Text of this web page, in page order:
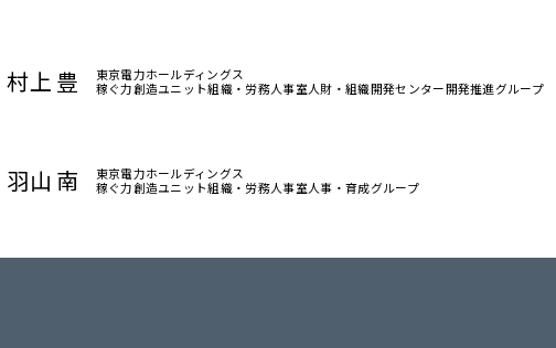
村上 豊
東京電力ホールディングス
稼ぐ力創造ユニット組織・労務人事室人財・組織開発センター開発推進グループ
羽山 南
東京電力ホールディングス
稼ぐ力創造ユニット組織・労務人事室人事・育成グループ